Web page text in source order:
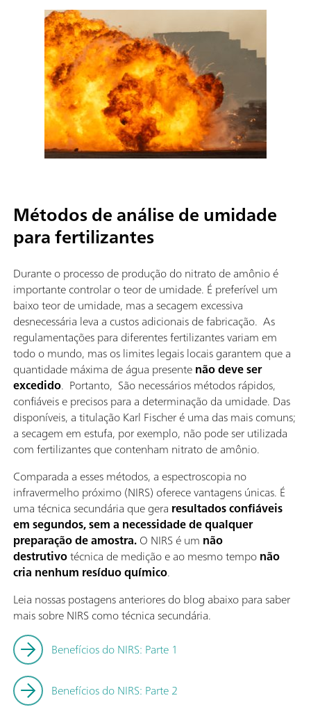
Métodos de análise de umidade
para fertilizantes
Durante o processo de produção do nitrato de amônio é
importante controlar o teor de umidade. É preferível um
baixo teor de umidade, mas a secagem excessiva
desnecessária leva a custos adicionais de fabricação. As
regulamentações para diferentes fertilizantes variam em
todo o mundo, mas os limites legais locais garantem que a
quantidade máxima de água presentenão deve ser
excedido. Portanto, São necessários métodos rápidos,
confiáveis e precisos para a determinação da umidade. Das
disponíveis, a titulação Karl Fischer é uma das mais comuns;
a secagem em estufa, por exemplo, não pode ser utilizada
com fertilizantes que contenham nitrato de amônio.
Comparada a esses métodos, a espectroscopia no
infravermelho próximo (NIRS) oferece vantagens únicas. É
uma técnica secundária que gera resultados confiáveis
em segundos, sem a necessidade de qualquer
preparação de amostra.O NIRS é um não
destrutivotécnica de medição e ao mesmo temponão
cria nenhum resíduo químico.
Leia nossas postagens anteriores do blog abaixo para saber
mais sobre NIRS como técnica secundária.
Benefícios do NIRS: Parte 1
Benefícios do NIRS: Parte 2